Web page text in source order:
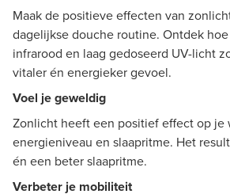
Maak de positieve effecten van
dagelijkse douche routine. Ontdek
infrarood en laag gedoseerd UV-licht
vitaler én energieker gevoel.
Voel je geweldig
Zonlicht heeft een positief effect op je
energieniveau en slaapritme. Het
én een beter slaapritme.
Verbeter je mobiliteit